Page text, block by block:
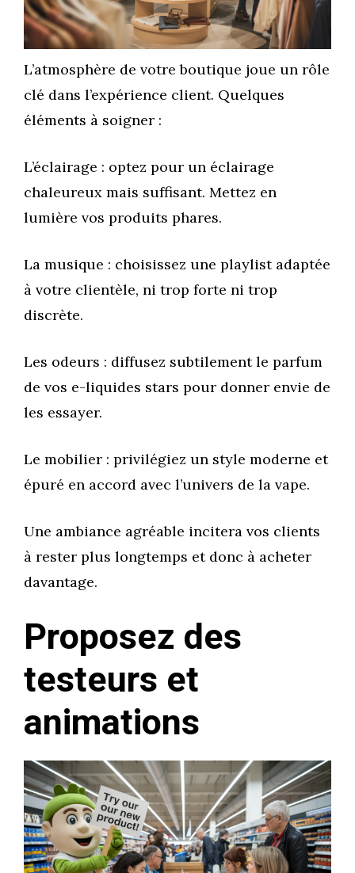
L’atmosphère de votre boutique joue un rôle
clé dans l’expérience client. Quelques
éléments à soigner :
L’éclairage : optez pour un éclairage
chaleureux mais suffisant. Mettez en
lumière vos produits phares.
La musique : choisissez une playlist adaptée
à votre clientèle, ni trop forte ni trop
discrète.
Les odeurs : diffusez subtilement le parfum
de vos e-liquides stars pour donner envie de
les essayer.
Le mobilier : privilégiez un style moderne et
épuré en accord avec l’univers de la vape.
Une ambiance agréable incitera vos clients
à rester plus longtemps et donc à acheter
davantage.
Proposez des
testeurs et
animations